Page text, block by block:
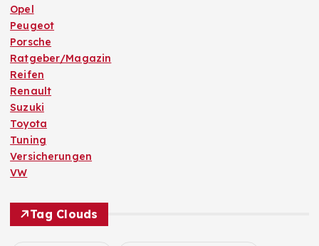
Opel
Peugeot
Porsche
Ratgeber/Magazin
Reifen
Renault
Suzuki
Toyota
Tuning
Versicherungen
VW
Tag Clouds